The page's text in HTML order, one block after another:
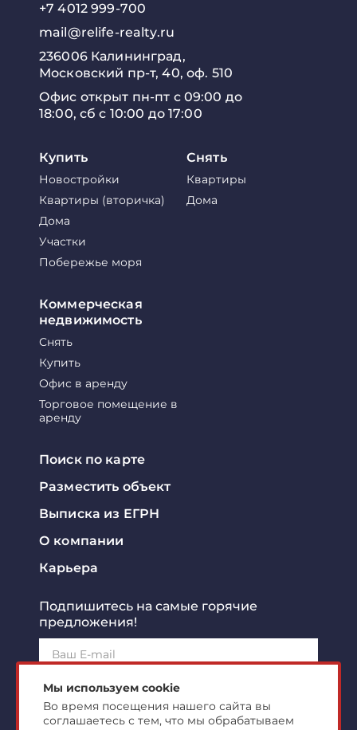
+7 4012 999-700
mail@relife-realty.ru
236006 Калининград,
Московский пр-т, 40, оф. 510
Офис открыт пн-пт с 09:00 до
18:00, сб с 10:00 до 17:00
Купить
Новостройки
Квартиры (вторичка)
Дома
Участки
Побережье моря
Снять
Квартиры
Дома
Коммерческая
недвижимость
Снять
Купить
Офис в аренду
Торговое помещение в
аренду
Поиск по карте
Разместить объект
Выписка из ЕГРН
О компании
Карьера
Подпишитесь на самые горячие
предложения!
Подписаться!
Я ознакомлен сполитикой конфиденциальности
Мы используем cookie
Во время посещения нашего сайта вы
соглашаетесь с тем, что мы обрабатываем